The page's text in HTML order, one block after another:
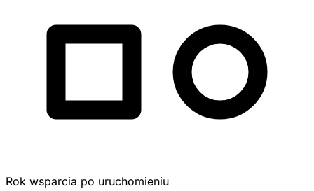
Rok wsparcia po uruchomieniu